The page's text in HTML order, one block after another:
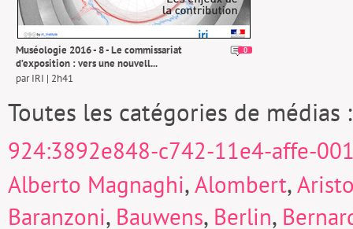
0
Muséologie 2016 - 8 - Le commissariat
d’exposition : vers une nouvell...
par IRI | 2h41
Toutes les catégories de médias
924:3892e848-c742-11e4-affe-
Alberto Magnaghi,Alombert,
Baranzoni, Bauwens, Berlin,